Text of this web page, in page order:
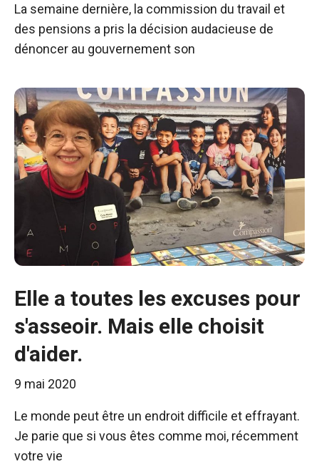
La semaine dernière, la commission du travail et
des pensions a pris la décision audacieuse de
dénoncer au gouvernement son
Elle a toutes les excuses pour
s'asseoir. Mais elle choisit
d'aider.
9 mai 2020
Le monde peut être un endroit difficile et effrayant.
Je parie que si vous êtes comme moi, récemment
votre vie